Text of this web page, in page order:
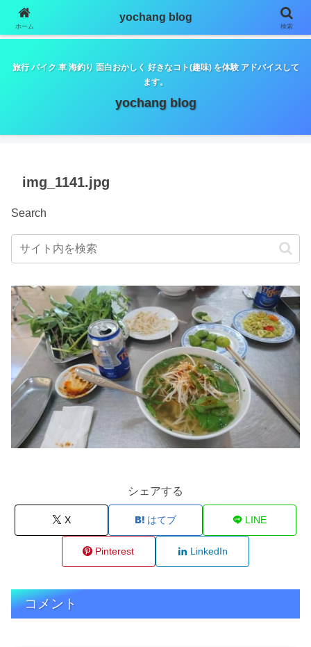
google.com, pub-5798179889932653, DIRECT,
f08c47fec0942fa0
旅行 バイク 車 海釣り 面白おかしく 好きなコト(趣味) を体験 アドバイスして
ます。
yochang blog
img_1141.jpg
Search
シェアする
X はてブ LINE
Pinterest LinkedIn
コメント
ホーム
yochang blog
検索